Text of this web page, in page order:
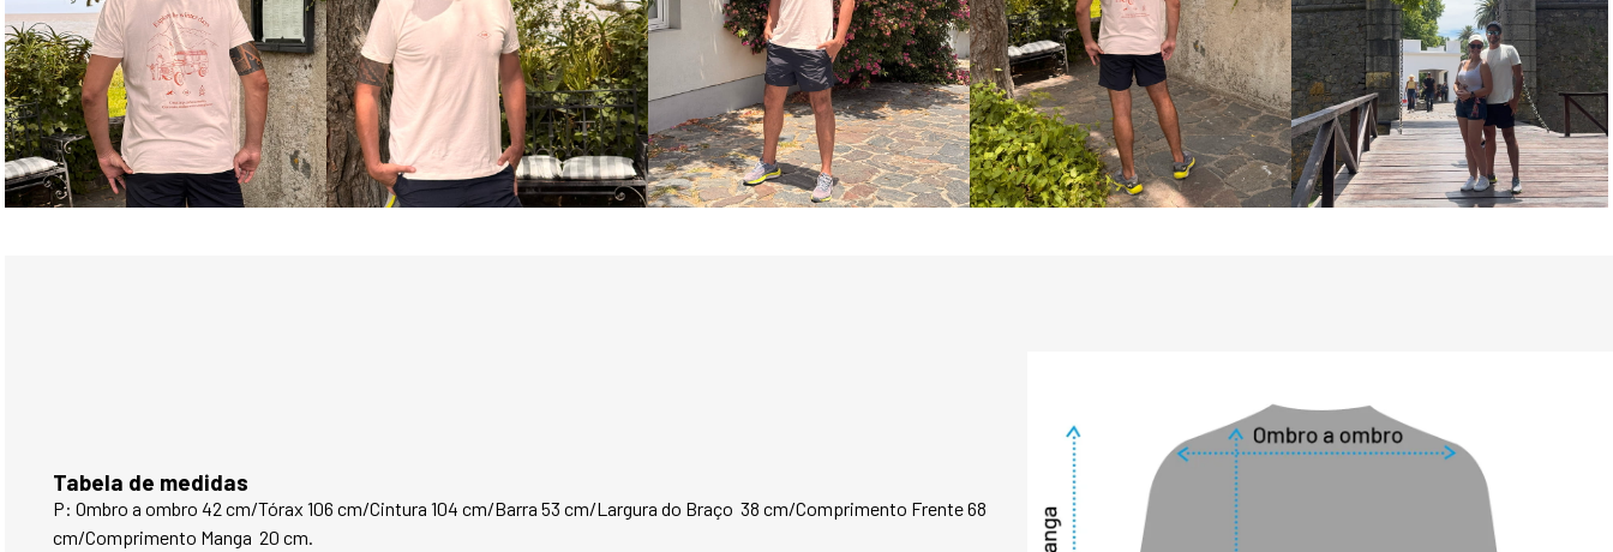
camiseta é sinônimo de conforto e durabilidade. Suas
fibras longas oferecem um toque suave e macio, enquanto
o elastano garante flexibilidade e ajuste perfeito,
tornando-a prática e confortável para longas jornadas. O
tecido de alta qualidade é pensado para manter sua forma
e caimento mesmo após muitos usos, ideal para o ritmo
das expedições e para o dia a dia.
CARACTERÍSTICAS:
93% algodão egípcio
CERTIFICADOS DE SUSTENTABILIDADE:
Tabela de medidas
P: Ombro a ombro 42 cm/Tórax 106 cm/Cintura 104 cm/Barra 53 cm/Largura do Braço  38 cm/Comprimento Frente 68
cm/Comprimento Manga  20 cm.